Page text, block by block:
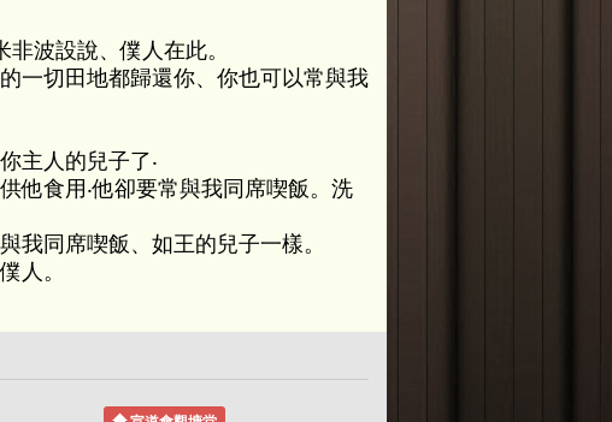
波設說、僕人在此。
一切田地都歸還你、你也可以常與我
主人的兒子了‧
他食用‧他卻要常與我同席喫飯。洗
我同席喫飯、如王的兒子一樣。
人。